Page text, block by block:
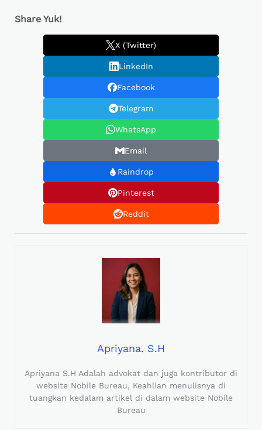
Share Yuk!
X (Twitter)
LinkedIn
Facebook
Telegram
WhatsApp
Email
Raindrop
Pinterest
Reddit
Apriyana. S.H
Apriyana S.H Adalah advokat dan juga kontributor di
website Nobile Bureau, Keahlian menulisnya di
tuangkan kedalam artikel di dalam website Nobile
Bureau